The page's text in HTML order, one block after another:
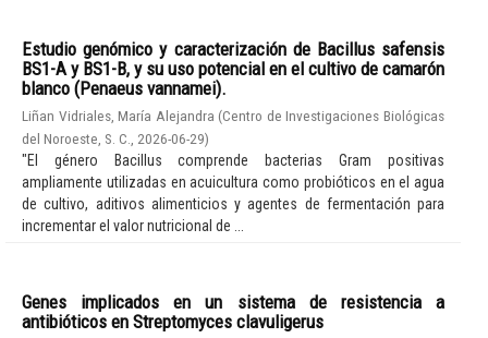
Estudio genómico y caracterización de Bacillus safensis
BS1-A y BS1-B, y su uso potencial en el cultivo de camarón
blanco (Penaeus vannamei).
Liñan Vidriales, María Alejandra (Centro de Investigaciones Biológicas
del Noroeste, S. C.
2026-06-29)
"El género Bacillus comprende bacterias Gram positivas
ampliamente utilizadas en acuicultura como probióticos en el agua
de cultivo, aditivos alimenticios y agentes de fermentación para
incrementar el valor nutricional de ...
Genes implicados en un sistema de resistencia a
antibióticos en Streptomyces clavuligerus